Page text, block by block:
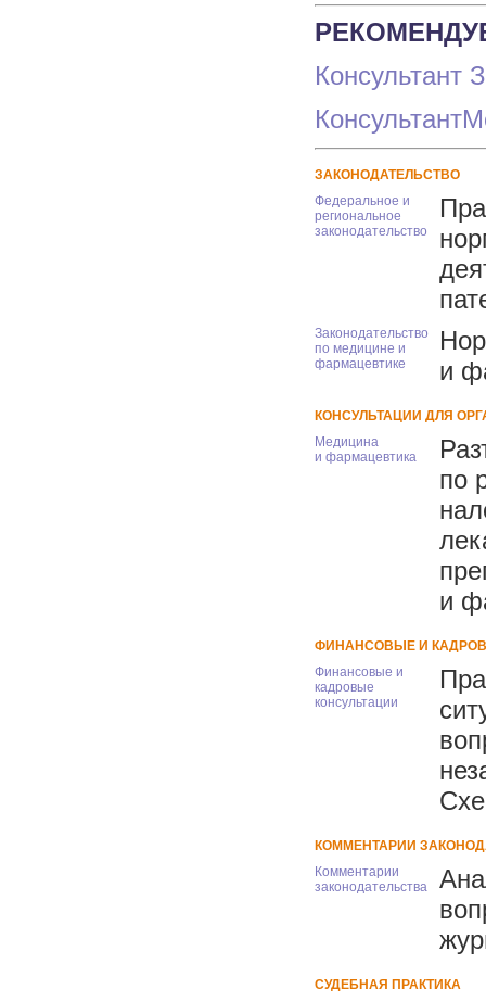
Консультант
ЗАКОНОДАТЕЛЬСТВО
Федеральное и
региональное
законодательство
Законодательство
по медицине и
фармацевтике
и
КОНСУЛЬТАЦИИ ДЛЯ
Медицина
и фармацевтика
по
и
ФИНАНСОВЫЕ И
Финансовые и
кадровые
консультации
КОММЕНТАРИИ
Комментарии
законодательства
СУДЕБНАЯ ПРАКТИКА